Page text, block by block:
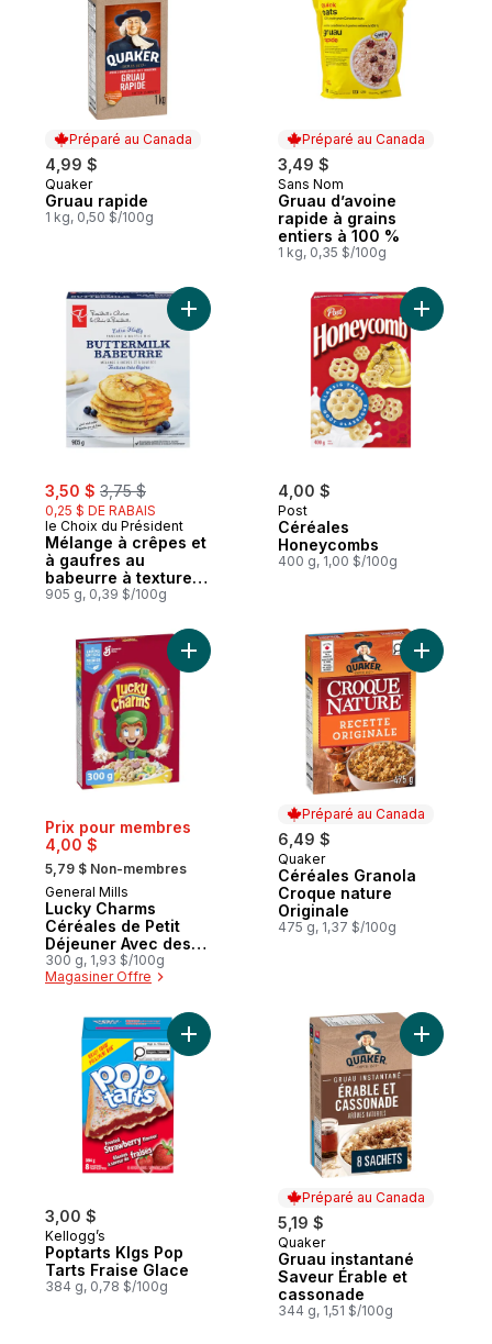
Préparé au Canada
4,99 $
Préparé au Canada
Quaker
Gruau rapide
1 kg, 0,50 $/100g
Préparé au Canada
3,49 $
Préparé au Canada
Sans Nom
Gruau d’avoine
rapide à grains
entiers à 100 %
1 kg, 0,35 $/100g
sale:
3,50 $ , formerly:
3,75 $
0,25 $ DE RABAIS
le Choix du Président
Mélange à crêpes et
à gaufres au
babeurre à texture
très légère
905 g, 0,39 $/100g
Ajouter Mélange à crêpes et à gaufres
4,00 $
Post
Céréales
Honeycombs
400 g, 1,00 $/100g
Ajouter
Prix pour membres
4,00 $
, formerly:
5,79 $ Non-membres
General Mills
Lucky Charms
Céréales de Petit
Déjeuner Avec des
Guimauves, Grains
Entiers
300 g, 1,93 $/100g
Magasiner Offre
Ajouter Lucky Charms Céréales de Petit
Préparé au Canada
6,49 $
Préparé au Canada
Quaker
Céréales Granola
Croque nature
Originale
475 g, 1,37 $/100g
Ajouter
3,00 $
Kellogg’s
Poptarts Klgs Pop
Tarts Fraise Glace
384 g, 0,78 $/100g
Ajouter Poptarts Klgs Pop Tarts Fraise
Préparé au Canada
5,19 $
Préparé au Canada
Quaker
Gruau instantané
Saveur Érable et
cassonade
344 g, 1,51 $/100g
Ajouter